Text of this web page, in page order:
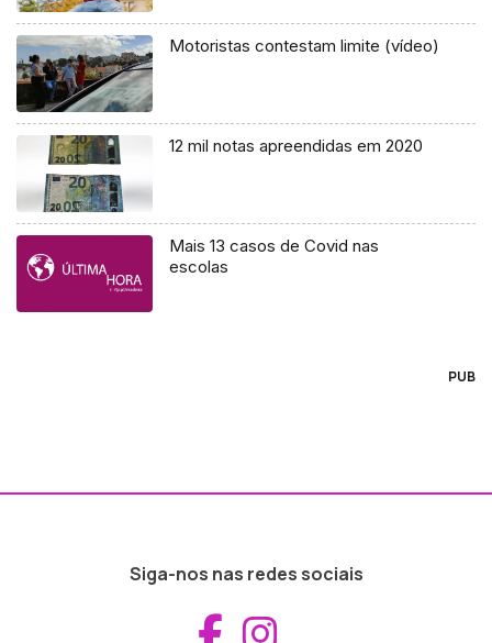
Motoristas contestam limite (vídeo)
12 mil notas apreendidas em 2020
Mais 13 casos de Covid nas
escolas
PUB
Siga-nos nas redes sociais